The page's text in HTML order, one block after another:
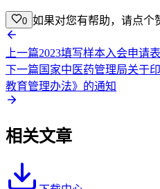
0 如果对您有帮助，请点个
上一篇2023填写样本入会申请表
下一篇 国家中医药管理局关于
教育管理办法》的通知
相关文章